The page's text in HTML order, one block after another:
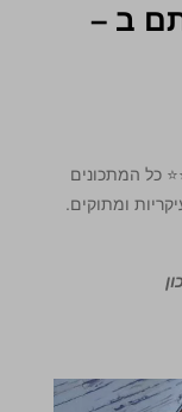
ב –
לשנת 2021 ⭐⭐⭐⭐⭐ כל המתכונים
ומתוקים.